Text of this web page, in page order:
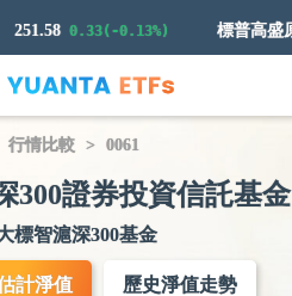
0.33(-0.13%)
行情比較 0061
300證券投資信託基金
標智滬深300基金
計淨值 歷史淨值走勢